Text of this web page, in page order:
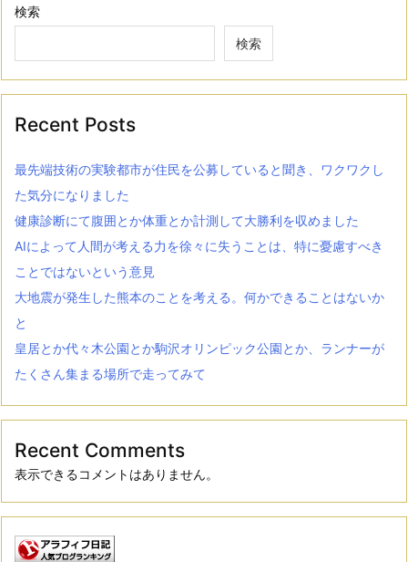
検索
検索
Recent Posts
最先端技術の実験都市が住民を公募していると聞き、ワクワクし
た気分になりました
健康診断にて腹囲とか体重とか計測して大勝利を収めました
AIによって人間が考える力を徐々に失うことは、特に憂慮すべき
ことではないという意見
大地震が発生した熊本のことを考える。何かできることはないか
と
皇居とか代々木公園とか駒沢オリンピック公園とか、ランナーが
たくさん集まる場所で走ってみて
Recent Comments
表示できるコメントはありません。